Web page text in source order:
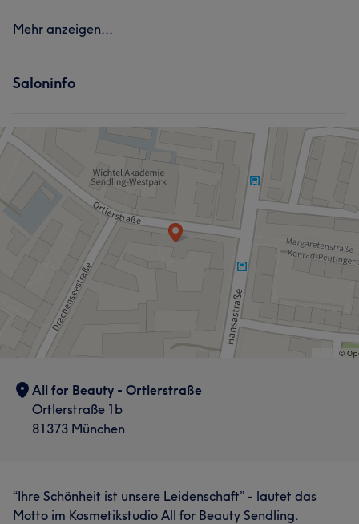
Mehr anzeigen...
Saloninfo
All for Beauty - Ortlerstraße
Ortlerstraße 1b
81373 München
“Ihre Schönheit ist unsere Leidenschaft” - lautet das
Motto im Kosmetikstudio All for Beauty Sendling.